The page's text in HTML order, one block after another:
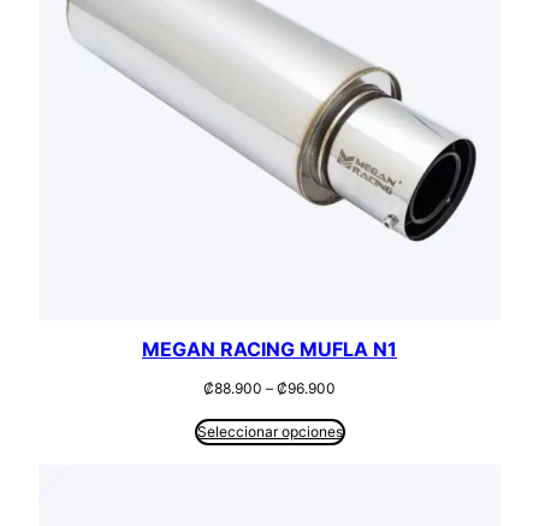
MEGAN RACING MUFLA N1
₡88.900 – ₡96.900
precios:
Seleccionar opciones